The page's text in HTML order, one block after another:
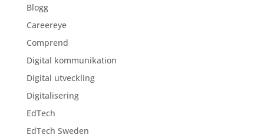
Blogg
Careereye
Comprend
Digital kommunikation
Digital utveckling
Digitalisering
EdTech
EdTech Sweden